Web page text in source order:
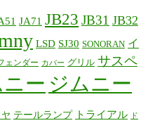
JA71 JB23 JB31 JB32
LSD SJ30 SONORAN イ
ェンダー カバー グリル サスペ
ー ジムニー
テールランプ トライアル ド